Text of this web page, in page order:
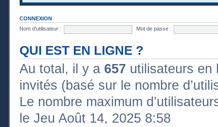
CONNEXION
Nom d’utilisateur :
Mot de passe :
QUI EST EN LIGNE ?
Au total, il y a 657 utilisateurs en
invités (basé sur le nombre
Le nombre maximum
le Jeu Août 14, 2025 8:58